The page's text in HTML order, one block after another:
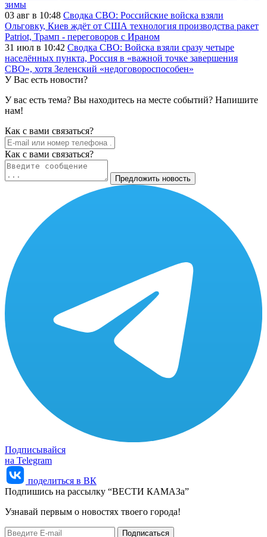
зимы
03 авг в 10:48 Сводка СВО: Российские войска взяли
Ольговку, Киев ждёт от США технология производства ракет
Patriot, Трамп - переговоров с Ираном
31 июл в 10:42 Сводка СВО: Войска взяли сразу четыре
населённых пункта, Россия в «важной точке завершения
СВО», хотя Зеленский «недоговороспособен»
У Вас есть новости?
У вас есть тема? Вы находитесь на месте событий? Напишите
нам!
Как c вами связаться?
Как c вами связаться?
Предложить новость
Подписывайся
на Telegram
поделиться в ВК
Подпишись на рассылку “ВЕСТИ КАМАЗа”
Узнaвай первым о новостях твоего города!